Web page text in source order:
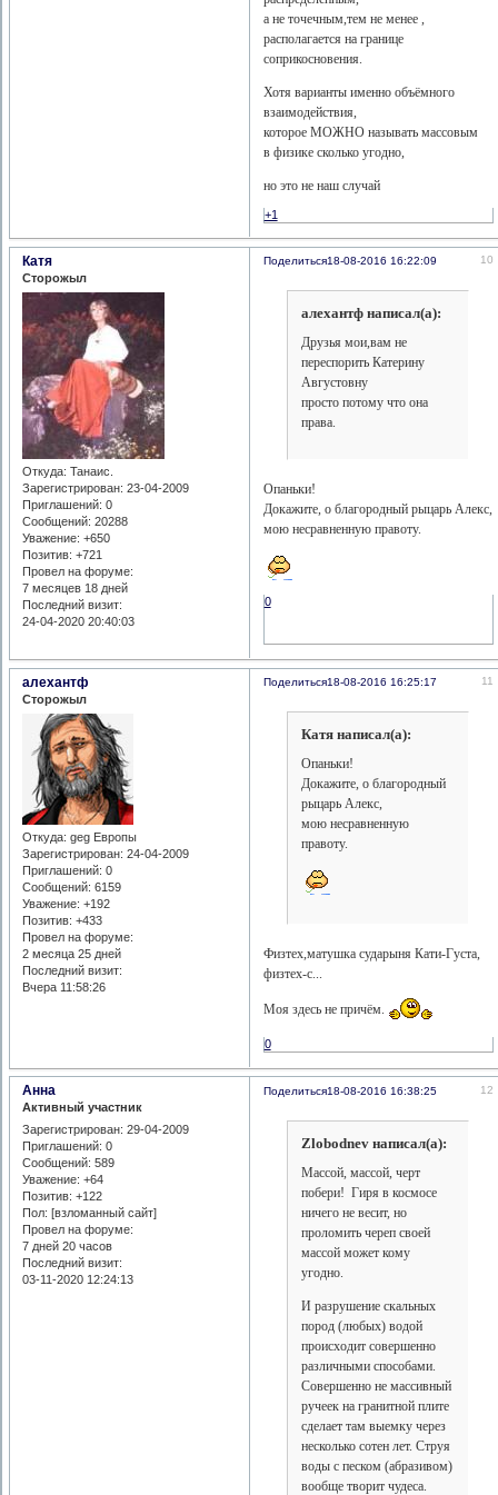
а не точечным,тем не менее ,
располагается на границе
соприкосновения.
Хотя варианты именно объёмного
взаимодействия,
которое МОЖНО называть массовым
в физике сколько угодно,
но это не наш случай
+1
Поделиться 10
18-08-2016 16:22:09
Катя
Сторожыл
Откуда: Танаис.
Зарегистрирован: 23-04-2009
Приглашений: 0
Сообщений: 20288
Уважение: +650
Позитив: +721
Провел на форуме:
7 месяцев 18 дней
Последний визит:
24-04-2020 20:40:03
алехантф написал(а):
Друзья мои,вам не
переспорить Катерину
Августовну
просто потому что она
права.
Опаньки!
Докажите, о благородный рыцарь Алекс,
мою несравненную правоту.
0
Поделиться 11
18-08-2016 16:25:17
алехантф
Сторожыл
Откуда: geg Европы
Зарегистрирован: 24-04-2009
Приглашений: 0
Сообщений: 6159
Уважение: +192
Позитив: +433
Провел на форуме:
2 месяца 25 дней
Последний визит:
Вчера 11:58:26
Катя написал(а):
Опаньки!
Докажите, о благородный
рыцарь Алекс,
мою несравненную
правоту.
Физтех,матушка сударыня Кати-Густа,
физтех-с...
Моя здесь не причём.
0
Поделиться 12
18-08-2016 16:38:25
Анна
Активный участник
Зарегистрирован: 29-04-2009
Приглашений: 0
Сообщений: 589
Уважение: +64
Позитив: +122
Пол: [взломанный сайт]
Провел на форуме:
7 дней 20 часов
Последний визит:
03-11-2020 12:24:13
Zlobodnev написал(а):
Массой, массой, черт
побери! Гиря в космосе
ничего не весит, но
проломить череп своей
массой может кому
угодно.
И разрушение скальных
пород (любых) водой
происходит совершенно
различными способами.
Совершенно не массивный
ручеек на гранитной плите
сделает там выемку через
несколько сотен лет. Струя
воды с песком (абразивом)
вообще творит чудеса.